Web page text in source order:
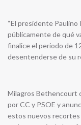
“El presidente
públicamente de qué
finalice el periodo de
desentenderse de su
Milagros Bethencourt
por CC y PSOE y
estos nuevos recortes